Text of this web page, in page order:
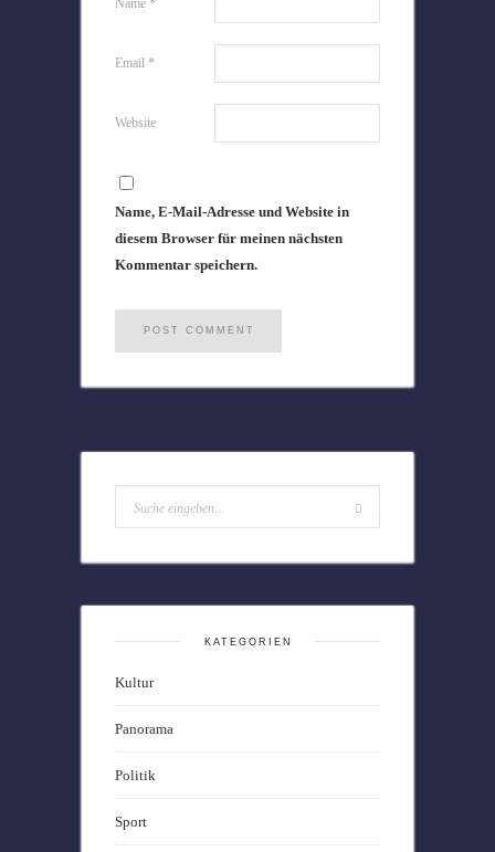
Email *
Website
Name, E-Mail-Adresse und Website in
diesem Browser für meinen nächsten
Kommentar speichern.
KATEGORIEN
Kultur
Panorama
Politik
Sport